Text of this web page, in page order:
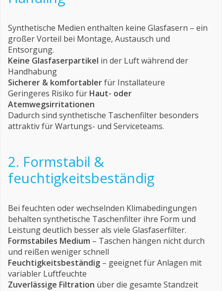
Synthetische Medien enthalten keine Glasfasern – ein
großer Vorteil bei Montage, Austausch und
Entsorgung.
Keine Glasfaserpartikel in der Luft während der
Handhabung
Sicherer & komfortablerfür Installateure
Geringeres Risiko für Haut- oder
Atemwegsirritationen
Dadurch sind synthetische Taschenfilter besonders
attraktiv für Wartungs- und Serviceteams.
2. Formstabil &
feuchtigkeitsbeständig
Bei feuchten oder wechselnden Klimabedingungen
behalten synthetische Taschenfilter ihre Form und
Leistung deutlich besser als viele Glasfaserfilter.
Formstabiles Medium – Taschen hängen nicht durch
und reißen weniger schnell
Feuchtigkeitsbeständig – geeignet für Anlagen mit
variabler Luftfeuchte
Zuverlässige Filtration über die gesamte Standzeit